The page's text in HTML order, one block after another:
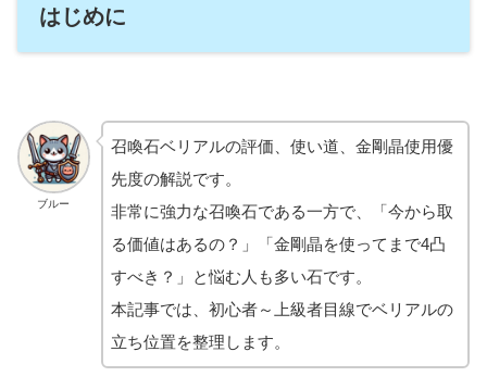
はじめに
ブルー
召喚石ベリアルの評価、使い道、金剛晶使用優
先度の解説です。
非常に強力な召喚石である一方で、「今から取
る価値はあるの？」「金剛晶を使ってまで4凸
すべき？」と悩む人も多い石です。
本記事では、初心者～上級者目線でベリアルの
立ち位置を整理します。